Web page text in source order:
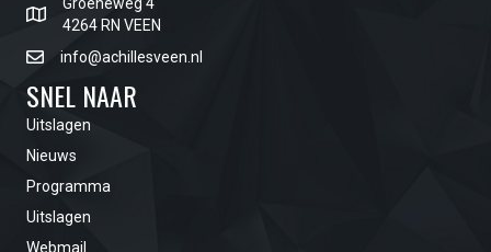
Groeneweg 4
4264 RN VEEN
info@achillesveen.nl
SNEL NAAR
Uitslagen
Nieuws
Programma
Uitslagen
Webmail